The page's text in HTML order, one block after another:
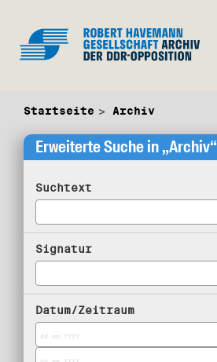
Startseite Archiv
Erweiterte Suche in „Archiv“
Suchtext
Signatur
Datum/Zeitraum